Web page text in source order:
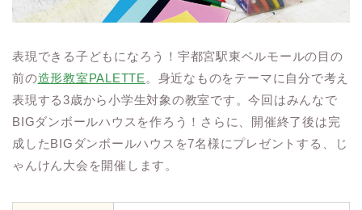
表現できる子どもになろう！宇都宮駅東ベルモールの目の
前の造形教室PALETTE 。身近なものをテーマに自分で考え
表現する3歳から小学生対象の教室です。今回はみんなで
BIGダンボールハウスを作ろう！さらに、開催終了後は完
成したBIGダンボールハウスを7名様にプレゼントする、じ
ゃんけん大会を開催します。